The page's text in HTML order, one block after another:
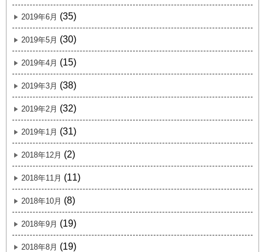
2019年6月 (35)
2019年5月 (30)
2019年4月 (15)
2019年3月 (38)
2019年2月 (32)
2019年1月 (31)
2018年12月 (2)
2018年11月 (11)
2018年10月 (8)
2018年9月 (19)
2018年8月 (19)